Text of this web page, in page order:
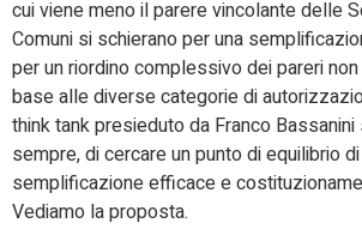
cui viene meno il parere vincolante delle
Comuni si schierano per una
per un riordino complessivo dei pareri
base alle diverse categorie di
think tank presieduto da Franco
sempre, di cercare un punto di equilibrio
semplificazione efficace e
Vediamo la proposta.